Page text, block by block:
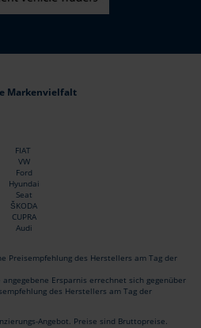
Markenvielfalt
FIAT
VW
Ford
Hyundai
Seat
ŠKODA
CUPRA
Audi
Preisempfehlung des Herstellers am Tag der
Ersparnis errechnet sich gegenüber
des Herstellers am Tag der
Angebot. Preise sind Bruttopreise.